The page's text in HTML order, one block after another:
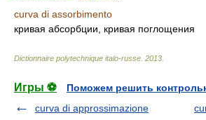
curva di assorbimento
кривая абсорбции, кривая поглощения
Dictionnaire polytechnique italo-russe 2013
Игры ⚽
Поможем решить
curva di approssimazione